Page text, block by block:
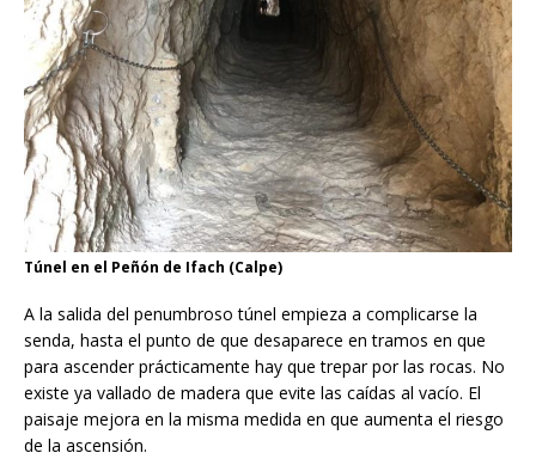
Túnel en el Peñón de Ifach (Calpe)
A la salida del penumbroso túnel empieza a complicarse la
senda, hasta el punto de que desaparece en tramos en que
para ascender prácticamente hay que trepar por las rocas. No
existe ya vallado de madera que evite las caídas al vacío. El
paisaje mejora en la misma medida en que aumenta el riesgo
de la ascensión.